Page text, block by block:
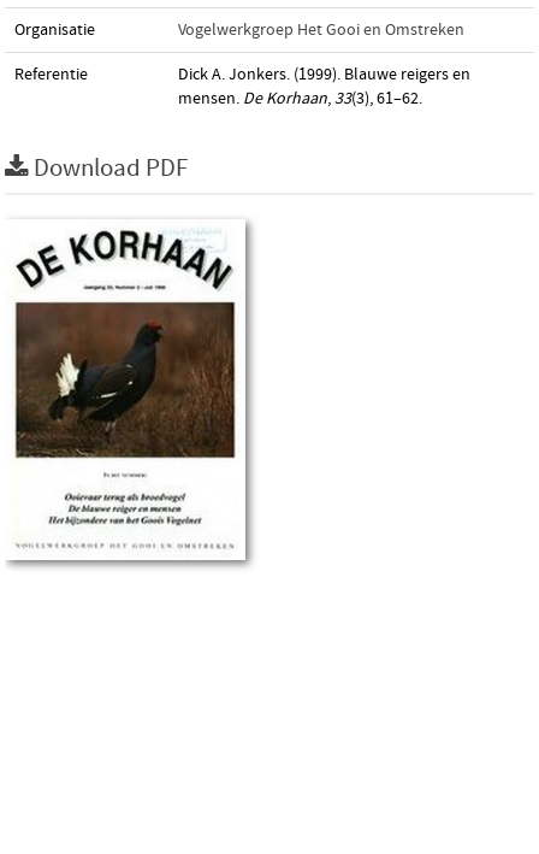
Organisatie Vogelwerkgroep Het Gooi en Omstreken
Referentie
Dick A. Jonkers. (1999). Blauwe reigers en
mensen. De Korhaan, 33(3), 61–62.
Download PDF